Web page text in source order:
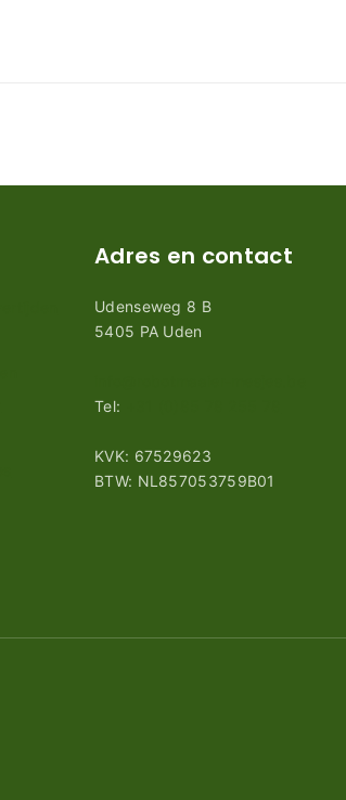
Adres en contact
Udenseweg 8 B
5405 PA Uden
Tel:
KVK: 67529623
BTW: NL857053759B01